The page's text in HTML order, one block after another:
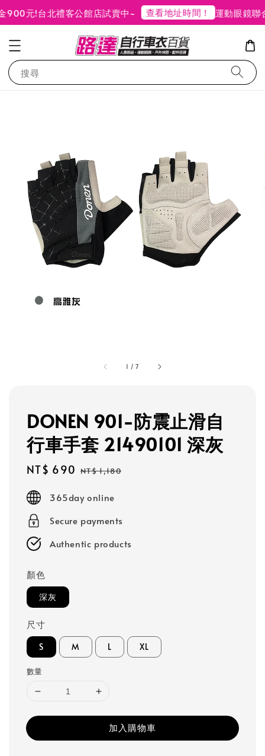
元!台北禮客公館店試賣中~ 查看地址時間！ 運動眼鏡聯
搜尋
1 /7
DONEN 901-防震止滑自
行車手套 21490101 深灰
Sale
NT$ 690 Regular
NT$ 1,180
365day online
Secure payments
Authentic products
顏色
深灰
尺寸
S M L XL
數量
加入購物車